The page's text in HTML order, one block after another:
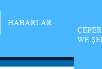
HABARLAR
WE